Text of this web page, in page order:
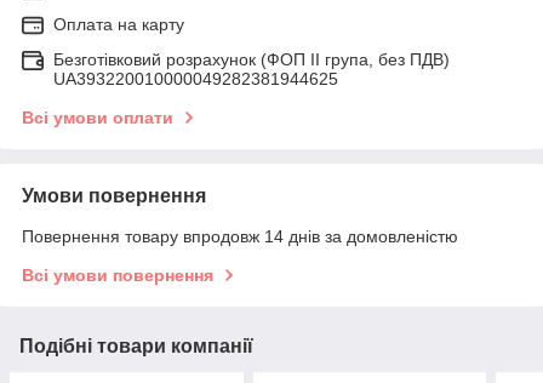
Оплата на карту
Безготівковий розрахунок (ФОП ІІ група, без ПДВ)
UA393220010000049282381944625
Всі умови оплати
Умови повернення
Повернення товару впродовж 14 днів за домовленістю
Всі умови повернення
Подібні товари компанії